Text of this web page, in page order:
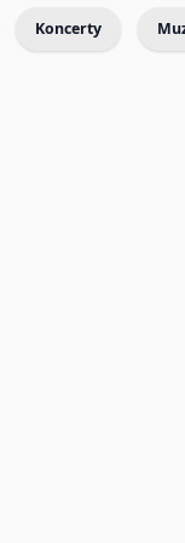
Koncerty